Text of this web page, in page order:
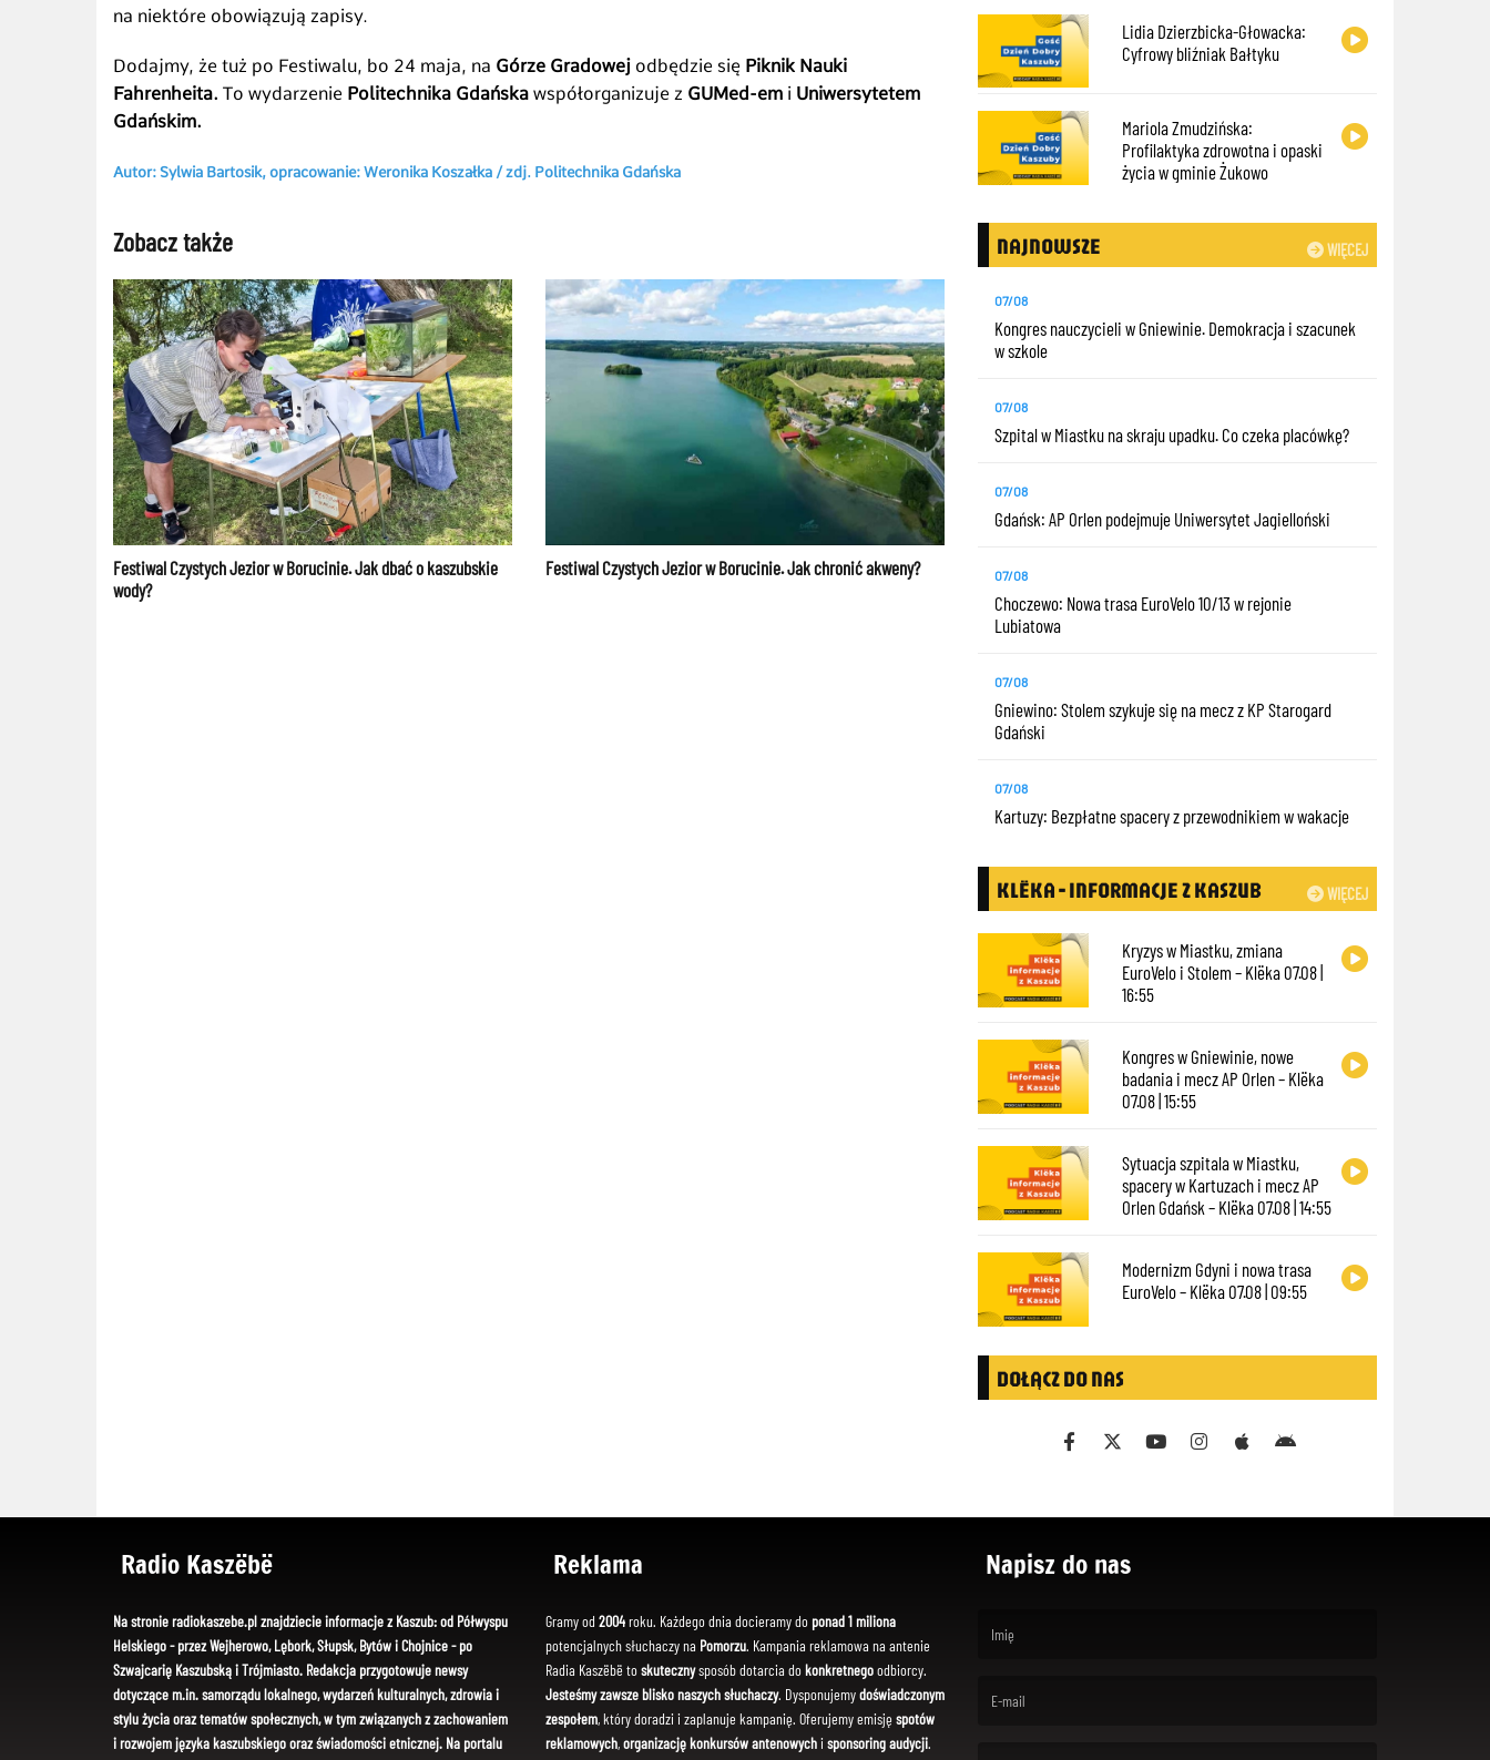
na niektóre obowiązują zapisy.
Dodajmy, że tuż po Festiwalu, bo 24 maja, na Górze Gradowej odbędzie się Piknik Nauki
Fahrenheita. To wydarzenie Politechnika Gdańska współorganizuje z GUMed-em i Uniwersytetem
Gdańskim.
Autor: Sylwia Bartosik, opracowanie: Weronika Koszałka / zdj. Politechnika Gdańska
Zobacz także
Festiwal Czystych Jezior w Borucinie. Jak dbać o kaszubskie
wody?
Festiwal Czystych Jezior w Borucinie. Jak chronić akweny?
Lidia Dzierzbicka-Głowacka:
Cyfrowy bliźniak Bałtyku
Mariola Zmudzińska:
Profilaktyka zdrowotna i opaski
życia w gminie Żukowo
WIĘCEJ
NAJNOWSZE
07/08
Kongres nauczycieli w Gniewinie. Demokracja i szacunek
w szkole
07/08
Szpital w Miastku na skraju upadku. Co czeka placówkę?
07/08
Gdańsk: AP Orlen podejmuje Uniwersytet Jagielloński
07/08
Choczewo: Nowa trasa EuroVelo 10/13 w rejonie
Lubiatowa
07/08
Gniewino: Stolem szykuje się na mecz z KP Starogard
Gdański
07/08
Kartuzy: Bezpłatne spacery z przewodnikiem w wakacje
WIĘCEJ
KLËKA - INFORMACJE Z KASZUB
Kryzys w Miastku, zmiana
EuroVelo i Stolem – Klëka 07.08 |
16:55
Kongres w Gniewinie, nowe
badania i mecz AP Orlen – Klëka
07.08 | 15:55
Sytuacja szpitala w Miastku,
spacery w Kartuzach i mecz AP
Orlen Gdańsk – Klëka 07.08 | 14:55
Modernizm Gdyni i nowa trasa
EuroVelo – Klëka 07.08 | 09:55
DOŁĄCZ DO NAS
Radio Kaszëbë
Na stronie radiokaszebe.pl znajdziecie informacje z Kaszub: od Półwyspu
Helskiego - przez Wejherowo, Lębork, Słupsk, Bytów i Chojnice - po
Szwajcarię Kaszubską i Trójmiasto. Redakcja przygotowuje newsy
dotyczące m.in. samorządu lokalnego, wydarzeń kulturalnych, zdrowia i
stylu życia oraz tematów społecznych, w tym związanych z zachowaniem
i rozwojem języka kaszubskiego oraz świadomości etnicznej. Na portalu
Reklama
Gramy od 2004roku. Każdego dnia docieramy do ponad 1 miliona
potencjalnych słuchaczy na Pomorzu. Kampania reklamowa na antenie
Radia Kaszëbë toskutecznysposób dotarcia dokonkretnegoodbiorcy.
Jesteśmy zawsze blisko naszych słuchaczy. Dysponujemydoświadczonym
zespołem, który doradzi i zaplanuje kampanię. Oferujemy emisję spotów
reklamowych,organizację konkursów antenowychi sponsoring audycji.
Napisz do nas